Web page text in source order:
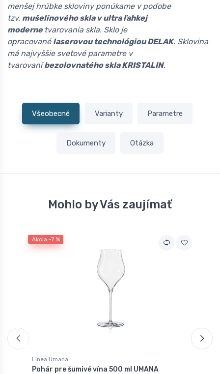
menšej hrúbke skloviny ponúkame v podobe
tzv. mušelínového skla v ultra ľahkej
moderne tvarovania skla. Sklo je
opracované laserovou technológiou DELAK. Sklovina
má najvyššie svetové parametre v
tvarovaníbezolovnatého skla KRISTALIN.
Všeobecné Varianty Parametre
Dokumenty Otázka
Mohlo by Vás zaujímať
Akcia -7 %
Linea Umana
Pohár pre šumivé vína 500 ml UMANA